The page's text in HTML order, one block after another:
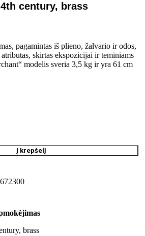
century, brass
pagamintas iš plieno, žalvario ir odos,
skirtas ekspozicijai ir teminiams
modelis sveria 3,5 kg ir yra 61 cm
Į krepšelį